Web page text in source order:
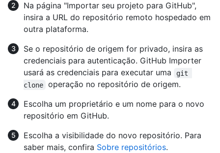
Na página "Importar seu projeto para GitHub",
insira a URL do repositório remoto hospedado em
outra plataforma.
Se o repositório de origem for privado, insira as
credenciais para autenticação. GitHub Importer
usará as credenciais para executar uma
git
clone
operação no repositório de origem.
Escolha um proprietário e um nome para o novo
repositório em GitHub.
Escolha a visibilidade do novo repositório. Para
saber mais, confira Sobre repositórios.